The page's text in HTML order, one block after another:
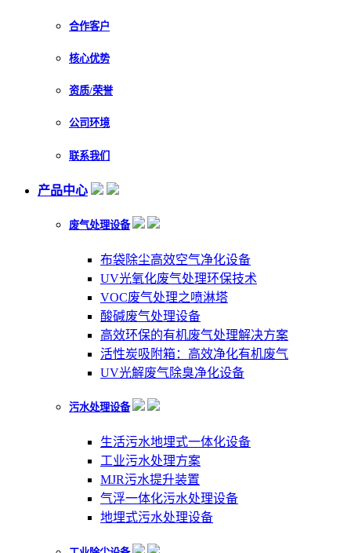
合作客户
核心优势
资质/荣誉
公司环境
联系我们
产品中心
废气处理设备
布袋除尘高效空气净化设备
UV光氧化废气处理环保技术
VOC废气处理之喷淋塔
酸碱废气处理设备
高效环保的有机废气处理解决方案
活性炭吸附箱：高效净化有机废气
UV光解废气除臭净化设备
污水处理设备
生活污水地埋式一体化设备
工业污水处理方案
MJR污水提升装置
气浮一体化污水处理设备
地埋式污水处理设备